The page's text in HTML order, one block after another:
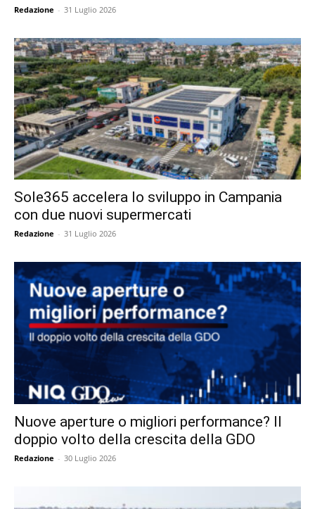
Redazione - 31 Luglio 2026
Sole365 accelera lo sviluppo in Campania
con due nuovi supermercati
Redazione - 31 Luglio 2026
Nuove aperture o migliori performance? Il
doppio volto della crescita della GDO
Redazione - 30 Luglio 2026